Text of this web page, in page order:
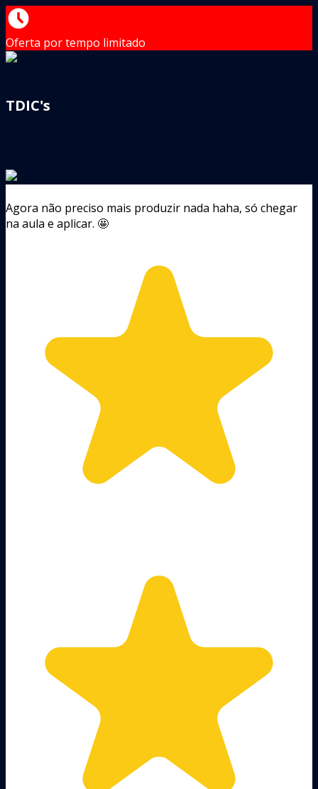
Oferta por tempo limitado
TDIC's
Agora não preciso mais produzir nada haha, só chegar
na aula e aplicar. 🤩